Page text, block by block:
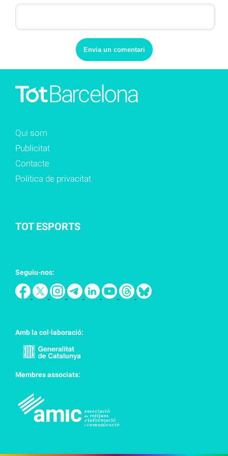
Qui som
Publicitat
Contacte
Política de privacitat
TOT ESPORTS
Seguiu-nos:
Amb la col·laboració:
Membres associats: